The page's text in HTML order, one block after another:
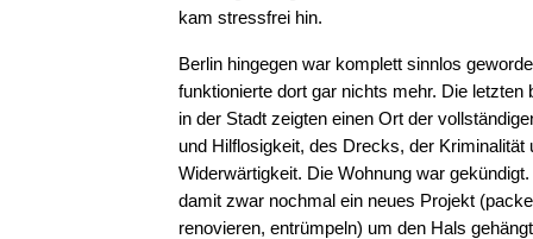
kam stressfrei hin.
Berlin hingegen war komplett sinnlos
funktionierte dort gar nichts mehr. Die letzten
in der Stadt zeigten einen Ort der
und Hilflosigkeit, des Drecks, der Kriminalität
Widerwärtigkeit. Die Wohnung war
damit zwar nochmal ein neues Projekt
renovieren, entrümpeln) um den Hals